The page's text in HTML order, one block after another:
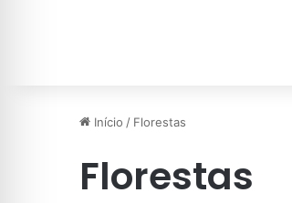
Início / Florestas
Florestas